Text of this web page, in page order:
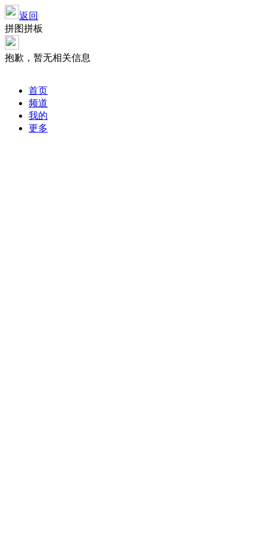
返回
拼图拼板
抱歉，暂无相关信息
首页
频道
我的
更多